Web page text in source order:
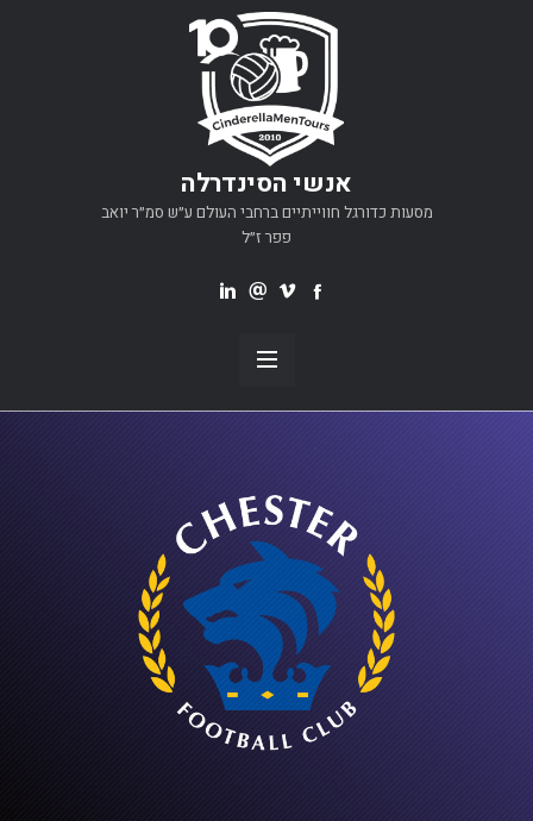
אנשי הסינדרלה
מסעות כדורגל חווייתיים ברחבי העולם ע״ש סמ״ר יואב
פפר ז״ל